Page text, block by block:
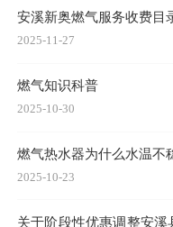
安溪新奥燃气服务收费目
2025-11-27
燃气知识科普
2025-10-30
燃气热水器为什么水温不
2025-10-23
关于阶段性优惠调整安